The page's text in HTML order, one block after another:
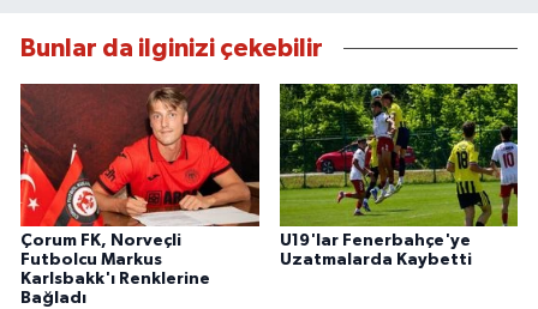
Bunlar da ilginizi çekebilir
Çorum FK, Norveçli
Futbolcu Markus
Karlsbakk'ı Renklerine
Bağladı
U19'lar Fenerbahçe'ye
Uzatmalarda Kaybetti